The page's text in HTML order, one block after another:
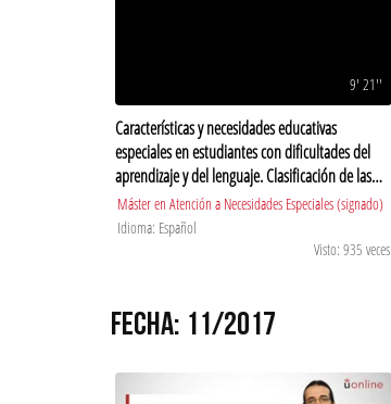
9' 21''
Características y necesidades educativas
especiales en estudiantes con dificultades del
aprendizaje y del lenguaje. Clasificación de las
DEA
Máster en Atención a Necesidades Especiales (signado)
Idioma: Español
Visto: 935 veces
FECHA: 11/2017